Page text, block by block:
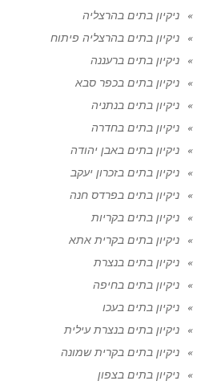
ניקיון בתים בהרצליה
ניקיון בתים בהרצליה פיתוח
ניקיון בתים ברעננה
ניקיון בתים בכפר סבא
ניקיון בתים בנתניה
ניקיון בתים בחדרה
ניקיון בתים באבן יהודה
ניקיון בתים בזכרון יעקב
ניקיון בתים בפרדס חנה
ניקיון בתים בקריות
ניקיון בתים בקרית אתא
ניקיון בתים בנצרת
ניקיון בתים בחיפה
ניקיון בתים בעכו
ניקיון בתים בנצרת עילית
ניקיון בתים בקרית שמונה
ניקיון בתים בצפון